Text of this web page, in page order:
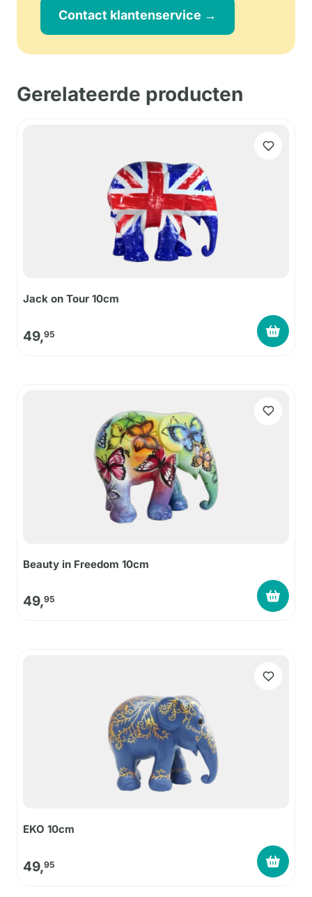
Contact klantenservice →
Gerelateerde producten
Jack on Tour 10cm
49,95
Beauty in Freedom 10cm
49,95
EKO 10cm
49,95